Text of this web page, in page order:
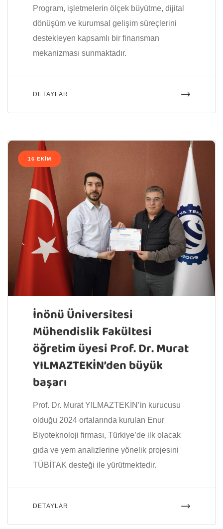
Program, işletmelerin ölçek büyütme, dijital
dönüşüm ve kurumsal gelişim süreçlerini
destekleyen kapsamlı bir finansman
mekanizması sunmaktadır.
DETAYLAR
16 EKIM
İnönü Üniversitesi
Mühendislik Fakültesi
öğretim üyesi Prof. Dr. Murat
YILMAZTEKİN’den büyük
başarı
Prof. Dr. Murat YILMAZTEKİN’in kurucusu
olduğu 2024 ortalarında kurulan Enur
Biyoteknoloji firması, Türkiye’de ilk olacak
gıda ve yem analizlerine yönelik projesini
TÜBİTAK desteği ile yürütmektedir.
DETAYLAR